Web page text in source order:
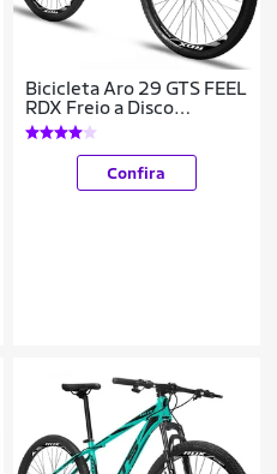
Bicicleta Aro 29 GTS FEEL
RDX Freio a Disco
Hidráulico 27 Marchas
Confira